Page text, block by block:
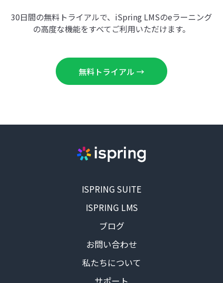
30日間の無料トライアルで、 iSpring LMSのeラーニング
の高度な機能をすべてご利用いただけます。
無料トライアル→
ISPRING SUITE
ISPRING LMS
ブログ
お問い合わせ
私たちについて